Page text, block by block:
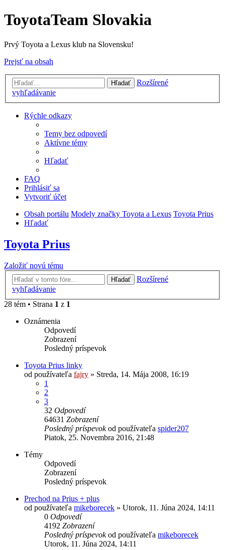
ToyotaTeam Slovakia
Prvý Toyota a Lexus klub na Slovensku!
Prejsť na obsah
Hľadať
Rozšírené
vyhľadávanie
Rýchle odkazy
Temy bez odpovedí
Aktívne témy
Hľadať
FAQ
Prihlásiť sa
Vytvoriť účet
Obsah portálu Modely značky Toyota a Lexus Toyota Prius
Hľadať
Toyota Prius
Založiť novú tému
Hľadať
Rozšírené
vyhľadávanie
28 tém • Strana 1 z 1
Oznámenia
Odpovedí
Zobrazení
Posledný príspevok
Toyota Prius linky
od používateľa fajry » Streda, 14. Mája 2008, 16:19
1
2
3
32 Odpovedí
64631 Zobrazení
Posledný príspevokod používateľa spider207
Piatok, 25. Novembra 2016, 21:48
Témy
Odpovedí
Zobrazení
Posledný príspevok
Prechod na Prius + plus
od používateľa mikeborecek » Utorok, 11. Júna 2024, 14:11
0 Odpovedí
4192 Zobrazení
Posledný príspevokod používateľa mikeborecek
Utorok, 11. Júna 2024, 14:11